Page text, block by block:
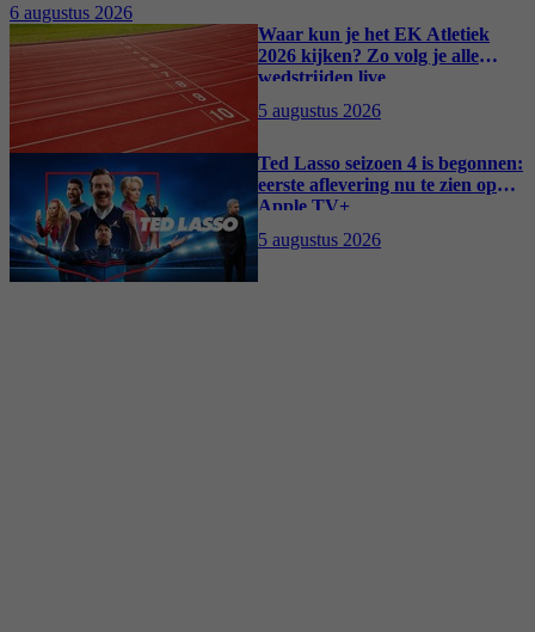
6 augustus 2026
Waar kun je het EK Atletiek
2026 kijken? Zo volg je alle
wedstrijden live
5 augustus 2026
Ted Lasso seizoen 4 is begonnen:
eerste aflevering nu te zien op
Apple TV+
5 augustus 2026